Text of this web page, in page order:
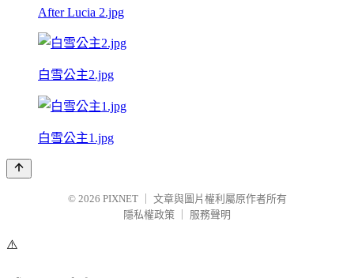
After Lucia 2.jpg
白雪公主2.jpg
白雪公主1.jpg
© 2026 PIXNET
文章與圖片權利屬原作者所有
隱私權政策
服務聲明
⚠️